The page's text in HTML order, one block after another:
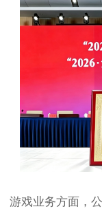
游戏业务方面，